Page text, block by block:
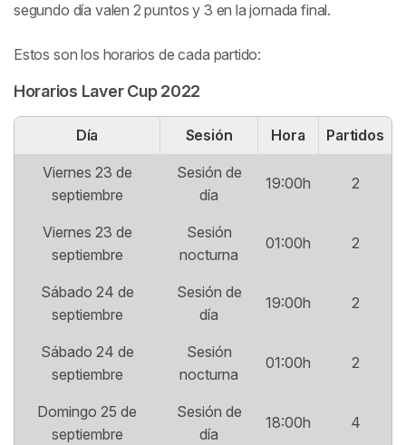
segundo día valen 2 puntos y 3 en la jornada final.
Estos son los horarios de cada partido:
Horarios Laver Cup 2022
Día Sesión Hora Partidos
Viernes 23 de
septiembre
Sesión de
día
19:00h 2
Viernes 23 de
septiembre
Sesión
nocturna
01:00h 2
Sábado 24 de
septiembre
Sesión de
día
19:00h 2
Sábado 24 de
septiembre
Sesión
nocturna
01:00h 2
Domingo 25 de
septiembre
Sesión de
día
18:00h 4